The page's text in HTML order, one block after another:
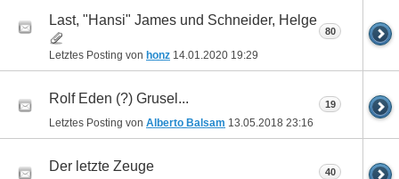
Last, "Hansi" James und Schneider, Helge
Letztes Posting von honz 14.01.2020 19:29
80
Rolf Eden (?) Grusel...
Letztes Posting von Alberto Balsam 13.05.2018 23:16
19
Der letzte Zeuge 40